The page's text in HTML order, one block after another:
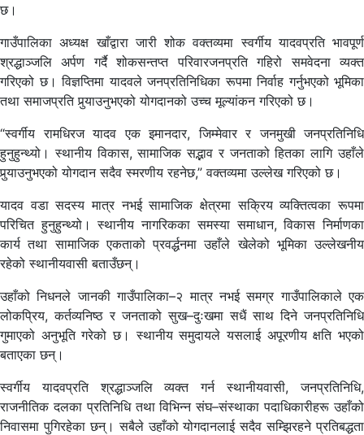
छ।
गाउँपालिका अध्यक्ष खाँद्वारा जारी शोक वक्तव्यमा स्वर्गीय यादवप्रति भावपूर्ण
श्रद्धाञ्जलि अर्पण गर्दै शोकसन्तप्त परिवारजनप्रति गहिरो समवेदना व्यक्त
गरिएको छ। विज्ञप्तिमा यादवले जनप्रतिनिधिका रूपमा निर्वाह गर्नुभएको भूमिका
तथा समाजप्रति पुर्‍याउनुभएको योगदानको उच्च मूल्यांकन गरिएको छ।
“स्वर्गीय रामधिरज यादव एक इमानदार, जिम्मेवार र जनमुखी जनप्रतिनिधि
हुनुहुन्थ्यो। स्थानीय विकास, सामाजिक सद्भाव र जनताको हितका लागि उहाँले
पुर्‍याउनुभएको योगदान सदैव स्मरणीय रहनेछ,” वक्तव्यमा उल्लेख गरिएको छ।
यादव वडा सदस्य मात्र नभई सामाजिक क्षेत्रमा सक्रिय व्यक्तित्वका रूपमा
परिचित हुनुहुन्थ्यो। स्थानीय नागरिकका समस्या समाधान, विकास निर्माणका
कार्य तथा सामाजिक एकताको प्रवर्द्धनमा उहाँले खेलेको भूमिका उल्लेखनीय
रहेको स्थानीयवासी बताउँछन्।
उहाँको निधनले जानकी गाउँपालिका–२ मात्र नभई समग्र गाउँपालिकाले एक
लोकप्रिय, कर्तव्यनिष्ठ र जनताको सुख–दुःखमा सधैं साथ दिने जनप्रतिनिधि
गुमाएको अनुभूति गरेको छ। स्थानीय समुदायले यसलाई अपूरणीय क्षति भएको
बताएका छन्।
स्वर्गीय यादवप्रति श्रद्धाञ्जलि व्यक्त गर्न स्थानीयवासी, जनप्रतिनिधि,
राजनीतिक दलका प्रतिनिधि तथा विभिन्न संघ–संस्थाका पदाधिकारीहरू उहाँको
निवासमा पुगिरहेका छन्। सबैले उहाँको योगदानलाई सदैव सम्झिरहने प्रतिबद्धता